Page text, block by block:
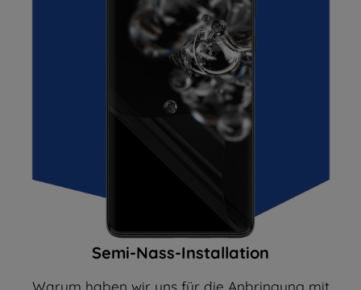
Semi-Nass-Installation
Warum haben wir uns für die Anbringung mit